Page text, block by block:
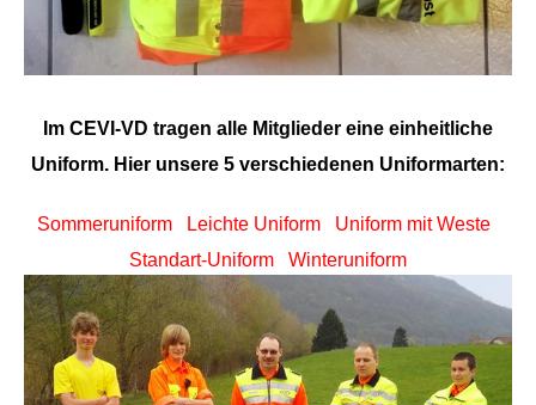
Im CEVI-VD tragen alle Mitglieder eine einheitliche
Uniform. Hier unsere 5 verschiedenen Uniformarten:
Sommeruniform Leichte Uniform Uniform mit Weste
Standart-Uniform Winteruniform